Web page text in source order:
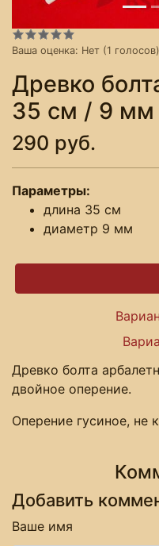
Ваша оценка: Нет (1 голосов)
Древко
35 см / 9 мм
290 руб.
Параметры:
длина 35 см
диаметр 9 мм
Древко болта
двойное оперение.
Оперение гусиное, не
Добавить
Ваше имя